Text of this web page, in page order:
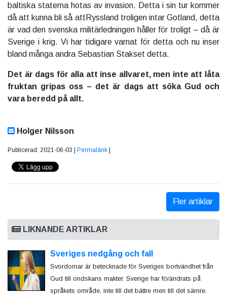
baltiska staterna hotas av invasion. Detta i sin tur kommer
då att kunna bli så attRyssland troligen intar Gotland, detta
är vad den svenska militärledningen håller för troligt – då är
Sverige i krig. Vi har tidigare varnat för detta och nu inser
bland många andra Sebastian Stakset detta.
Det är dags för alla att inse allvaret, men inte att låta
fruktan gripas oss – det är dags att söka Gud och
vara beredd på allt.
Holger Nilsson
Publicerad: 2021-06-03 | Permalänk |
Fler artiklar
LIKNANDE ARTIKLAR
Sveriges nedgång och fall
Svordomar är betecknade för Sveriges bortvändhet från
Gud till ondskans makter. Sverige har förändrats på
språkets område, inte till det bättre men till det sämre.